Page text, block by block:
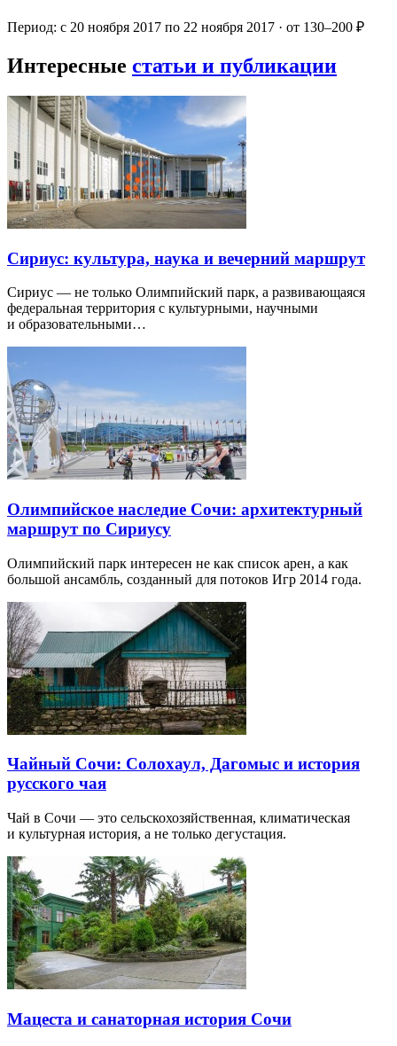
Период: с 20 ноября 2017 по 22 ноября 2017 · от 130–200 ₽
Интересные статьи и публикации
Сириус: культура, наука и вечерний маршрут
Сириус — не только Олимпийский парк, а развивающаяся
федеральная территория с культурными, научными
и образовательными…
Олимпийское наследие Сочи: архитектурный
маршрут по Сириусу
Олимпийский парк интересен не как список арен, а как
большой ансамбль, созданный для потоков Игр 2014 года.
Чайный Сочи: Солохаул, Дагомыс и история
русского чая
Чай в Сочи — это сельскохозяйственная, климатическая
и культурная история, а не только дегустация.
Мацеста и санаторная история Сочи